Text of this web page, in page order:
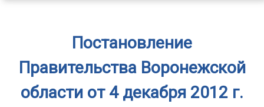
Постановление
Правительства Воронежской
области от 4 декабря 2012 г.